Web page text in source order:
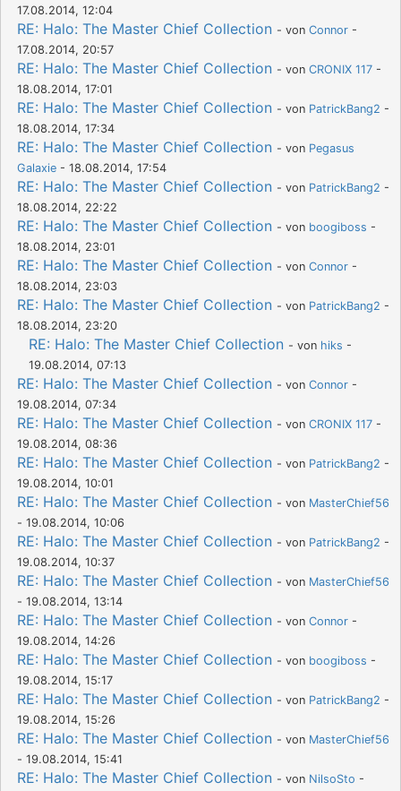
17.08.2014, 12:04
RE: Halo: The Master Chief Collection - von Connor -
17.08.2014, 20:57
RE: Halo: The Master Chief Collection - von CRONIX 117 -
18.08.2014, 17:01
RE: Halo: The Master Chief Collection - von PatrickBang2 -
18.08.2014, 17:34
RE: Halo: The Master Chief Collection - von Pegasus
Galaxie - 18.08.2014, 17:54
RE: Halo: The Master Chief Collection - von PatrickBang2 -
18.08.2014, 22:22
RE: Halo: The Master Chief Collection - von boogiboss -
18.08.2014, 23:01
RE: Halo: The Master Chief Collection - von Connor -
18.08.2014, 23:03
RE: Halo: The Master Chief Collection - von PatrickBang2 -
18.08.2014, 23:20
RE: Halo: The Master Chief Collection - von hiks -
19.08.2014, 07:13
RE: Halo: The Master Chief Collection - von Connor -
19.08.2014, 07:34
RE: Halo: The Master Chief Collection - von CRONIX 117 -
19.08.2014, 08:36
RE: Halo: The Master Chief Collection - von PatrickBang2 -
19.08.2014, 10:01
RE: Halo: The Master Chief Collection - von MasterChief56
- 19.08.2014, 10:06
RE: Halo: The Master Chief Collection - von PatrickBang2 -
19.08.2014, 10:37
RE: Halo: The Master Chief Collection - von MasterChief56
- 19.08.2014, 13:14
RE: Halo: The Master Chief Collection - von Connor -
19.08.2014, 14:26
RE: Halo: The Master Chief Collection - von boogiboss -
19.08.2014, 15:17
RE: Halo: The Master Chief Collection - von PatrickBang2 -
19.08.2014, 15:26
RE: Halo: The Master Chief Collection - von MasterChief56
- 19.08.2014, 15:41
RE: Halo: The Master Chief Collection - von NilsoSto -